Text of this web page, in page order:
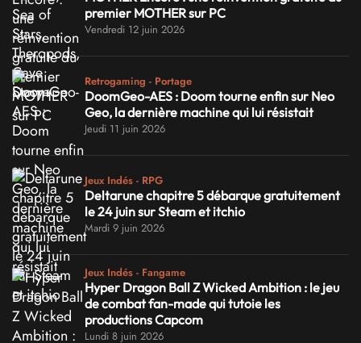
premier MOTHER sur PC
Vendredi 12 juin 2026
Retrogaming - Portage
DoomGeo-AES : Doom tourne enfin sur Neo
Geo, la dernière machine qui lui résistait
Jeudi 11 juin 2026
Jeux Indés - RPG
Deltarune chapitre 5 débarque gratuitement
le 24 juin sur Steam et itchio
Mardi 9 juin 2026
Jeux Indés - Fangame
Hyper Dragon Ball Z Wicked Ambition : le jeu
de combat fan-made qui tutoie les
productions Capcom
Lundi 8 juin 2026